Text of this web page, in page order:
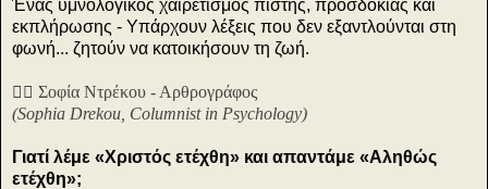
Ένας υμνολογικός χαιρετισμός πίστης, προσδοκίας και
εκπλήρωσης - Υπάρχουν λέξεις που δεν εξαντλούνται στη
φωνή... ζητούν να κατοικήσουν τη ζωή.
✍🏻 Σοφία Ντρέκου - Αρθρογράφος
(Sophia Drekou, Columnist in Psychology)
Γιατί λέμε «Χριστός ετέχθη» και απαντάμε «Αληθώς
ετέχθη»;